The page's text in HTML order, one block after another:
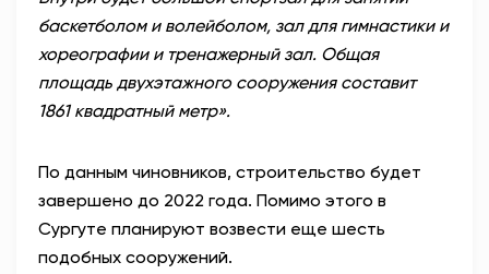
Вход / Регистрация
баскетболом и волейболом, зал для гимнастики и
хореографии и тренажерный зал. Общая
площадь двухэтажного сооружения составит
1861 квадратный метр».
По данным чиновников, строительство будет
завершено до 2022 года. Помимо этого в
Сургуте планируют возвести еще шесть
подобных сооружений.